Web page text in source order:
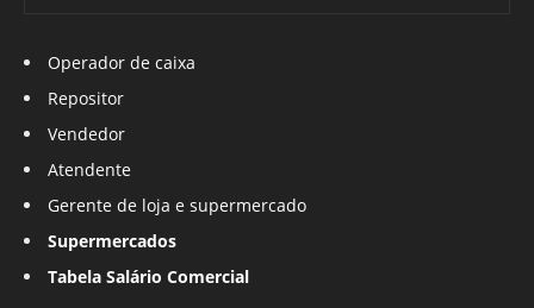
Operador de caixa
Repositor
Vendedor
Atendente
Gerente de loja e supermercado
Supermercados
Tabela Salário Comercial